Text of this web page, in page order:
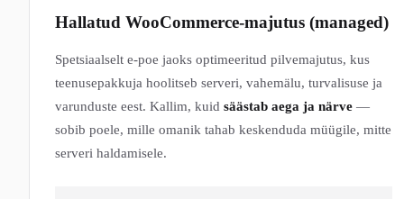
Hallatud WooCommerce-majutus (managed)
Spetsiaalselt e-poe jaoks optimeeritud pilvemajutus, kus
teenusepakkuja hoolitseb serveri, vahemälu, turvalisuse ja
varunduste eest. Kallim, kuid säästab aega ja närve —
sobib poele, mille omanik tahab keskenduda müügile, mitte
serveri haldamisele.